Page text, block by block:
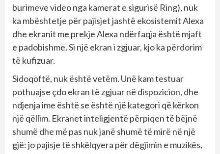
burimeve video nga kamerat e sigurisë Ring), nuk
ka mbështetje për pajisjet jashtë ekosistemit Alexa
dhe ekranit me prekje Alexa ndërfaqja është mjaft
e padobishme. Si një ekran i zgjuar, kjo ka përdorim
të kufizuar.
Sidoqoftë, nuk është vetëm. Unë kam testuar
pothuajse çdo ekran të zgjuar në dispozicion, dhe
ndjenja ime është se është një kategori që kërkon
një qëllim. Ekranet inteligjentë përpiqen të bëjnë
shumë dhe më pas nuk janë shumë të mirë në një
gjë: jo pajisje të shkëlqyera për dëgjimin e muzikës,